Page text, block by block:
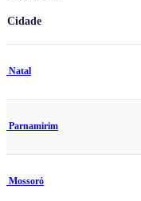
Cidade
Natal
Parnamirim
Mossoró